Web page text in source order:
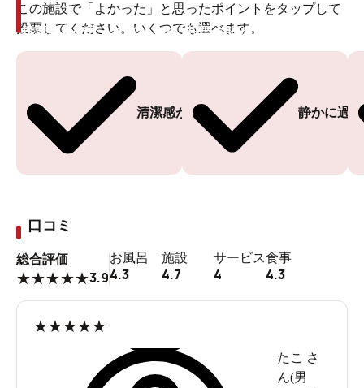
この施設で「よかった」と思ったポイントをタップして
投票してください。いくつでも選べます。
清潔感がある
投票ありがとうございます
静かに過
投票ありがとうございます
口コミ
総合評価
★★★★★3.9
お風呂
4.3
施設
4.7
サービス
4
食事
4.3
★★★★★
たこ さ
ん(男